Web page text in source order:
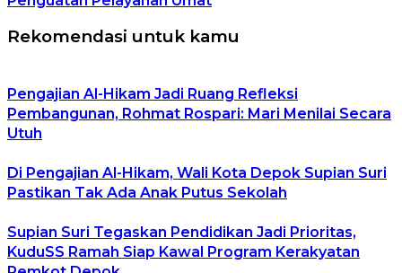
Rekomendasi untuk kamu
Pengajian Al-Hikam Jadi Ruang Refleksi
Pembangunan, Rohmat Rospari: Mari Menilai Secara
Utuh
Di Pengajian Al-Hikam, Wali Kota Depok Supian Suri
Pastikan Tak Ada Anak Putus Sekolah
Supian Suri Tegaskan Pendidikan Jadi Prioritas,
KuduSS Ramah Siap Kawal Program Kerakyatan